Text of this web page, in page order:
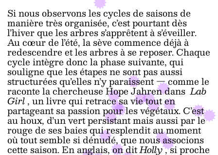
Si nous observons les cycles de saisons de
manière très organisée, c’est pourtant dès
l’hiver que les arbres s’apprêtent à s’éveiller.
Au cœur de l’été, la sève commence déjà à
redescendre et les arbres à se reposer. Chaque
cycle intègre donc la phase suivante, qui
souligne que les étapes ne sont pas aussi
structurées qu’elles n’y paraissent — comme le
raconte la chercheuse Hope Jahren dans Lab
Girl, un livre qui retrace sa vie tout en
partageant sa passion pour les végétaux. C’est
au houx, d’un vert persistant mais aussi par le
rouge de ses baies qui resplendit au moment
où tout semble si dénudé, que nous associons
cette saison. En anglais, on ditHolly, si proche